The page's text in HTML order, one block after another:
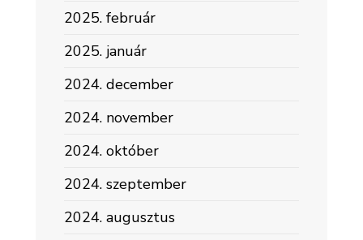
2025. február
2025. január
2024. december
2024. november
2024. október
2024. szeptember
2024. augusztus